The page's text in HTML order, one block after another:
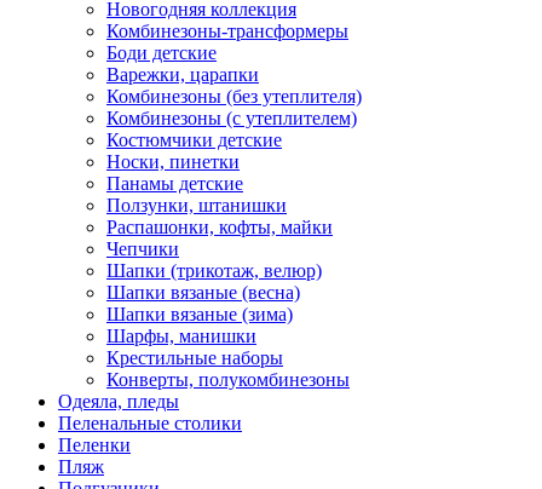
Новогодняя коллекция
Комбинезоны-трансформеры
Боди детские
Варежки, царапки
Комбинезоны (без утеплителя)
Комбинезоны (с утеплителем)
Костюмчики детские
Носки, пинетки
Панамы детские
Ползунки, штанишки
Распашонки, кофты, майки
Чепчики
Шапки (трикотаж, велюр)
Шапки вязаные (весна)
Шапки вязаные (зима)
Шарфы, манишки
Крестильные наборы
Конверты, полукомбинезоны
Одеяла, пледы
Пеленальные столики
Пеленки
Пляж